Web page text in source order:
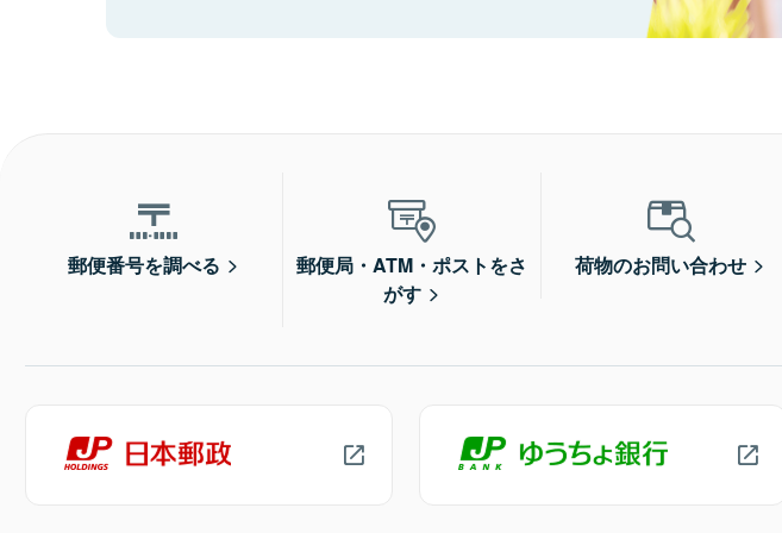
郵便番号を調べる
郵便局・ATM・ポストをさ
がす
荷物のお問い合わせ